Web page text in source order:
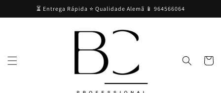
conteúdo
⏳ Entrega Rápida ⭐ Qualidade Alemã 📱 964566064